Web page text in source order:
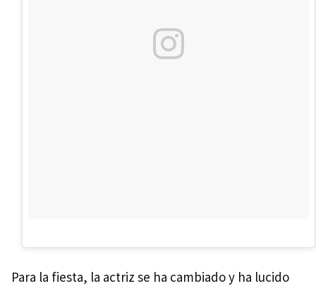
Para la fiesta, la actriz se ha cambiado y ha lucido